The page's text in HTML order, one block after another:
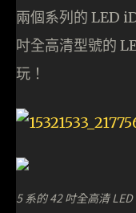
兩個系列的 LED
吋全高清型號的
玩！
5 系的 42 吋全高清 LED